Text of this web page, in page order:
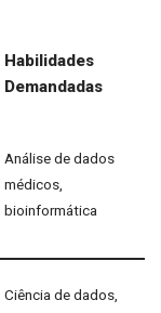
Habilidades
Demandadas
Análise de dados
médicos,
bioinformática
Ciência de dados,